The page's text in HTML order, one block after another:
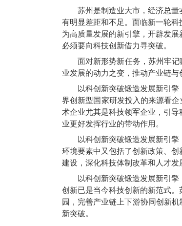
苏州是制造业大市，经济总
有明显差距和不足。面临新一轮
为高质量发展的新引擎，开辟发
必须要向科技创新借力寻突破。
面对新形势新任务，苏州牢
业发展的动力之变，推动产业链与
以科创新突破锻造发展新引
界创新型国家研发投入的来源看
术企业尤其是科技领军企业，引
业更好发挥行业的带动作用。
以科创新突破锻造发展新引
环境要素中又包括了创新政策、
建设，深化科技体制改革和人才
以科创新突破锻造发展新引
创新已是当今科技创新的新范式
园，完善产业链上下游协同创新
新突破。